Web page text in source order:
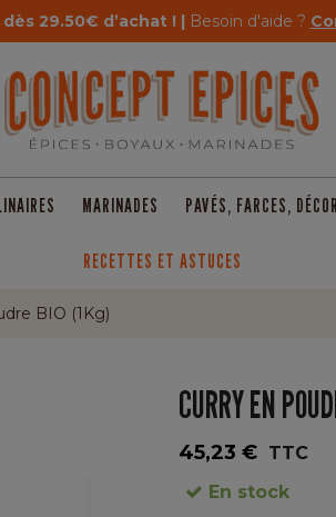
dès 29.50€ d’achat ! | Besoin d'aide ?
MARINADES PAVÉS, FARCES,
RECETTES ET ASTUCES
BIO (1Kg)
CURRY EN
45,23 € TTC
En stock